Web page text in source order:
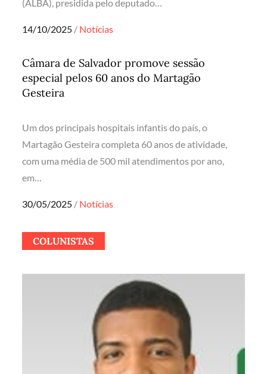
(ALBA), presidida pelo deputado…
Posted
14/10/2025 Notícias
Câmara de Salvador promove sessão
especial pelos 60 anos do Martagão
Gesteira
Um dos principais hospitais infantis do país, o
Martagão Gesteira completa 60 anos de atividade,
com uma média de 500 mil atendimentos por ano,
em…
Posted
30/05/2025 Notícias
COLUNISTAS